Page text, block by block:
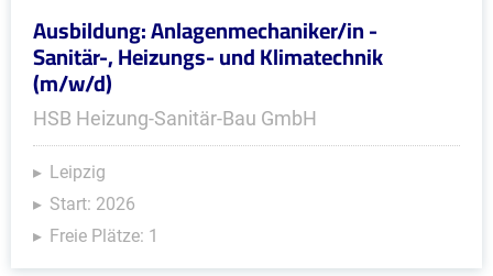
Ausbildung: Anlagenmechaniker/in -
Sanitär-, Heizungs- und Klimatechnik
(m/w/d)
HSB Heizung-Sanitär-Bau GmbH
Leipzig
Start: 2026
Freie Plätze: 1